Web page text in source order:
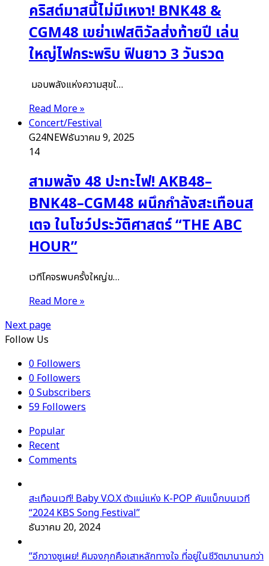
คริสต์มาสนี้ไม่มีเหงา! BNK48 &
CGM48 เขย่าเฟสติวัลส่งท้ายปี เล่น
ใหญ่ไฟกระพริบ ฟินยาว 3 วันรวด
มอบพลังแห่งความสุขใ…
Read More »
Concert/Festival
G24NEWธันวาคม 9, 2025
14
สามพลัง 48 ปะทะไฟ! AKB48–
BNK48–CGM48 ผนึกกำลังสะเทือนส
เตจ ในโชว์ประวัติศาสตร์ “THE ABC
HOUR”
เวทีโคจรพบครั้งใหญ่ข…
Read More »
Next page
Follow Us
0Followers
0Followers
0Subscribers
59Followers
Popular
Recent
Comments
สะเทือนเวที! Baby V.O.X ตัวแม่แห่ง K-POP คัมแบ็กบนเวที
“2024 KBS Song Festival”
ธันวาคม 20, 2024
“อีกวางซูเผย! คิมจงกุกคือเสาหลักทางใจ ที่อยู่ในชีวิตมานานกว่า